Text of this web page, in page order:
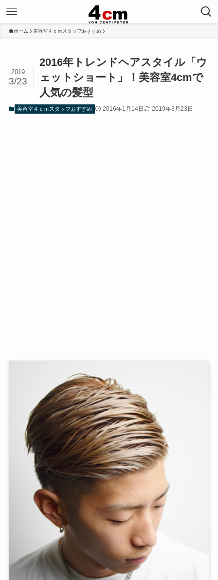
ホーム 美容室４ｃｍスタッフおすすめ
2016年トレンドヘアスタイル「ウ
ェットショート」！美容室4cmで
人気の髪型
2019
3/23
美容室４ｃｍスタッフおすすめ 2016年1月14日 2019年3月23日